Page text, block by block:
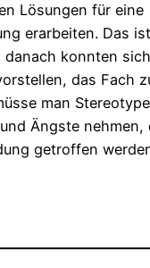
Lösungen für eine
erarbeiten. Das
danach konnten
das Fach
man Stereotype
Ängste nehmen,
getroffen